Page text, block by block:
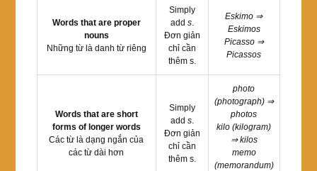
Words that are proper
nouns
Những từ là danh từ riêng
Simply
add s.
Đơn giản
chỉ cần
thêm s.
Eskimo ⇒
Eskimos
Picasso ⇒
Picassos
Words that are short
forms of longer words
Các từ là dạng ngắn của
các từ dài hơn
Simply
add s.
Đơn giản
chỉ cần
thêm s.
photo
(photograph) ⇒
photos
kilo (kilogram)
⇒ kilos
memo
(memorandum)